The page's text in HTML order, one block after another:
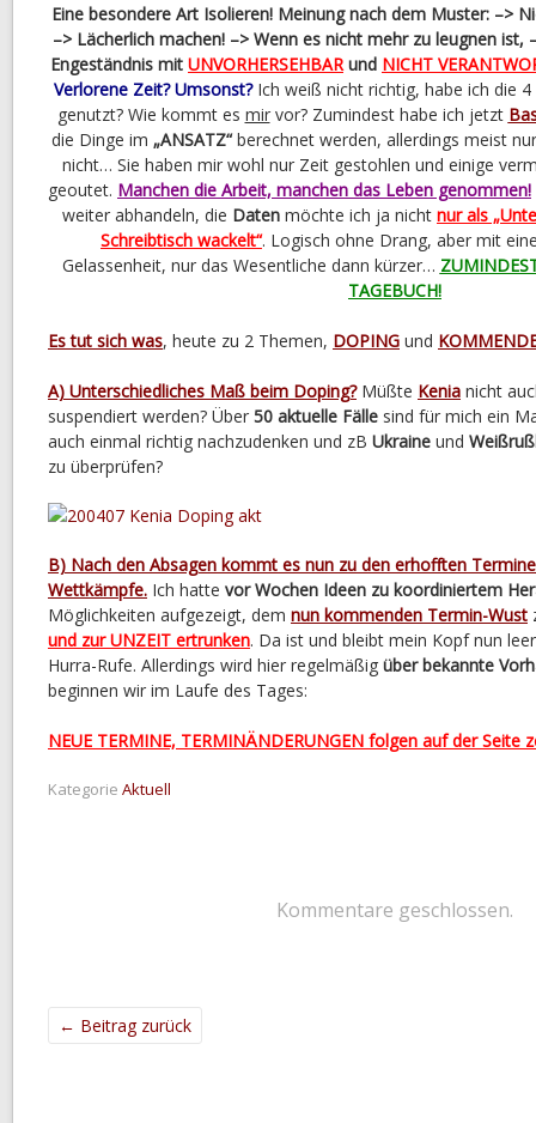
Eine besondere Art Isolieren! Meinung nach dem Muster: –>
–> Lächerlich machen! –> Wenn es nicht mehr zu leugnen ist,
Engeständnis mit UNVORHERSEHBAR und NICHT
Verlorene Zeit? Umsonst?Ich weiß nicht richtig, habe ich die
genutzt? Wie kommt es mirvor? Zumindest habe ich jetzt
die Dinge im „ANSATZ“berechnet werden, allerdings meist
nicht… Sie haben mir wohl nur Zeit gestohlen und einige
geoutet. Manchen die Arbeit, manchen das Leben genommen!
weiter abhandeln, die Daten möchte ich ja nicht nur als
Schreibtisch wackelt“. Logisch ohne Drang, aber mit
Gelassenheit, nur das Wesentliche dann kürzer…
TAGEBUCH!
Es tut sich was, heute zu 2 Themen, DOPING und
A) Unterschiedliches Maß beim Doping?Müßte Kenia nicht
suspendiert werden? Über 50 aktuelle Fälle sind für mich ein
auch einmal richtig nachzudenken und zB Ukraine und
zu überprüfen?
B) Nach den Absagen kommt es nun zu den erhofften
Wettkämpfe. Ich hatte vor Wochen Ideen zu koordiniertem
Möglichkeiten aufgezeigt, dem nun kommenden Termin-Wust
und zur UNZEIT ertrunken. Da ist und bleibt mein Kopf nun
Hurra-Rufe. Allerdings wird hier regelmäßig über bekannte
beginnen wir im Laufe des Tages:
NEUE TERMINE, TERMINÄNDERUNGEN folgen auf der Seite
Kategorie Aktuell
Kommentare geschlossen.
← Beitrag zurück